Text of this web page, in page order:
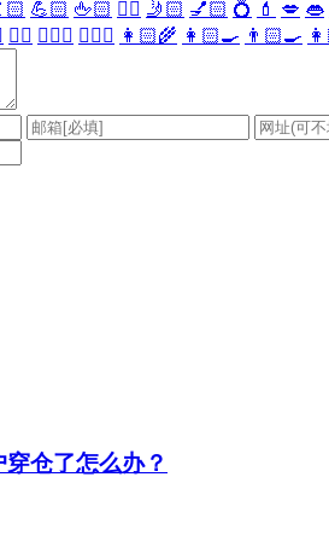
💪🏻 🖕🏻 ✍🏻 🤳🏻 💅🏻 💍 💄 💋 👄
🕵🏻 👩🏻‍⚕️ 👨🏻‍⚕️ 👩🏻‍🌾 👩🏻‍🍳 👨🏻‍🍳
仓了怎么办？